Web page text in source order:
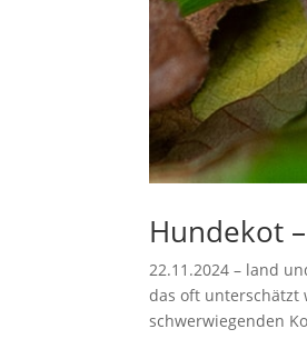
Hundekot
22.11.2024 – land
das oft unterschätzt
schwerwiegenden